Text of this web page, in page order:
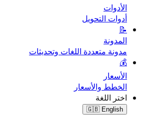
الأدوات
أدوات التحويل
📝
المدونة
مدونة متعددة اللغات وتحديثات
💰
الأسعار
الخطط والأسعار
اختر اللغة
🇬🇧English